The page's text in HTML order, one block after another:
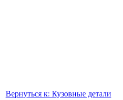
Вернуться к: Кузовные детали